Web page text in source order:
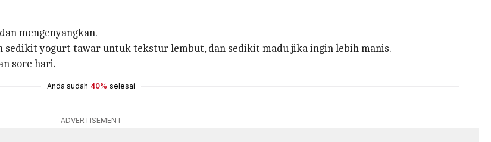
mengenyangkan.
sedikit yogurt tawar untuk tekstur lembut, dan sedikit madu jika ingin lebih manis.
sore hari.
Anda sudah 40% selesai
ADVERTISEMENT